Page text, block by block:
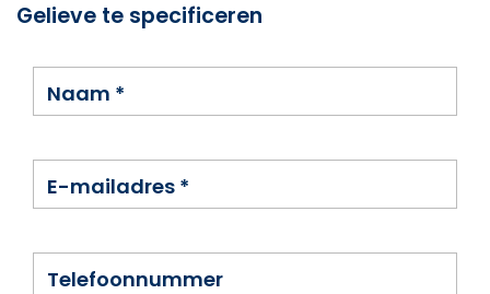
Gelieve te specificeren
Naam *
E-mailadres *
Telefoonnummer